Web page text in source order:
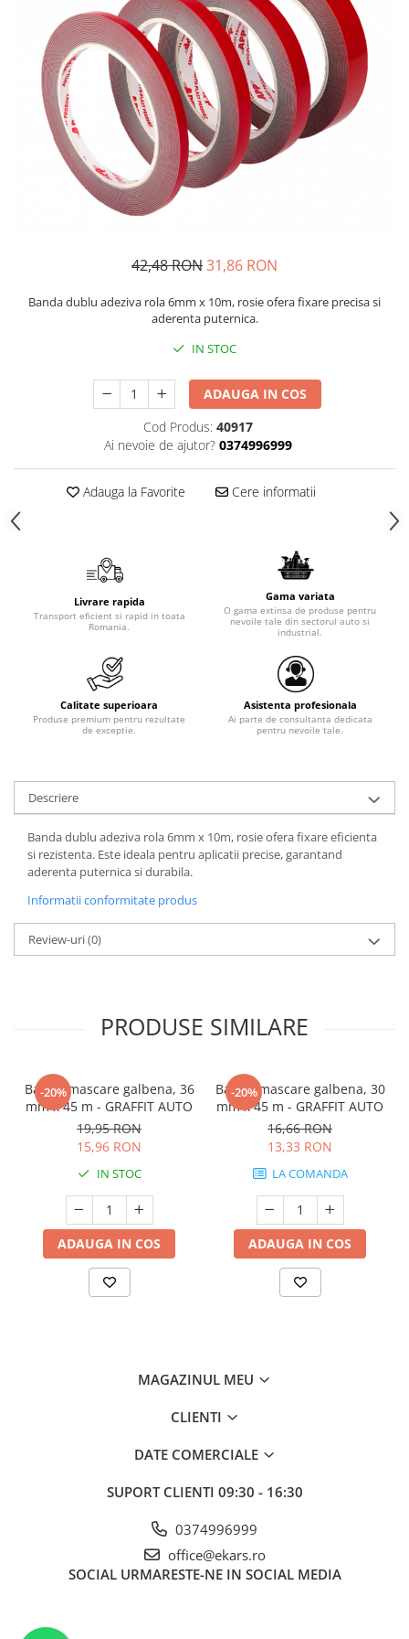
Protectie piele
Protectie vizuala
Vopsire
Sisteme si pahare PPS
Pahare de amestec
Curatare
Tinichigerie
42,48 RON31,86 RON
Banda dublu adeziva rola 6mm x 10m, rosie ofera fixare precisa si
aderenta puternica.
IN STOC
ADAUGA IN COS
Cod Produs: 40917
Ai nevoie de ajutor? 0374996999
Adauga la Favorite Cere informatii
Livrare rapida
Transport eficient si rapid in toata
Romania.
Gama variata
O gama extinsa de produse pentru
nevoile tale din sectorul auto si
industrial.
Calitate superioara
Produse premium pentru rezultate
de exceptie.
Asistenta profesionala
Ai parte de consultanta dedicata
pentru nevoile tale.
Descriere
Banda dublu adeziva rola 6mm x 10m, rosie ofera fixare eficienta
si rezistenta. Este ideala pentru aplicatii precise, garantand
aderenta puternica si durabila.
Informatii conformitate produs
Review-uri(0)
PRODUSE SIMILARE
-20%
Banda mascare galbena, 36
mm x 45 m - GRAFFIT AUTO
19,95 RON
15,96 RON
IN STOC
ADAUGA IN COS
-20%
Banda mascare galbena, 30
mm x 45 m - GRAFFIT AUTO
16,66 RON
13,33 RON
LA COMANDA
ADAUGA IN COS
MAGAZINUL MEU
CLIENTI
DATE COMERCIALE
SUPORT CLIENTI 09:30 - 16:30
0374996999
office@ekars.ro
SOCIAL URMARESTE-NE IN SOCIAL MEDIA